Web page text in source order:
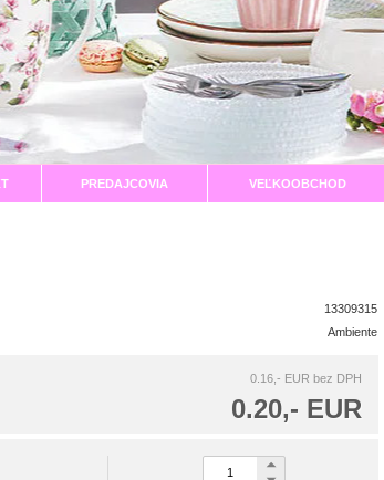
PREDAJCOVIA VEĽKOOBCHOD
13309315
Ambiente
0.16,- EUR bez DPH
0.20,- EUR